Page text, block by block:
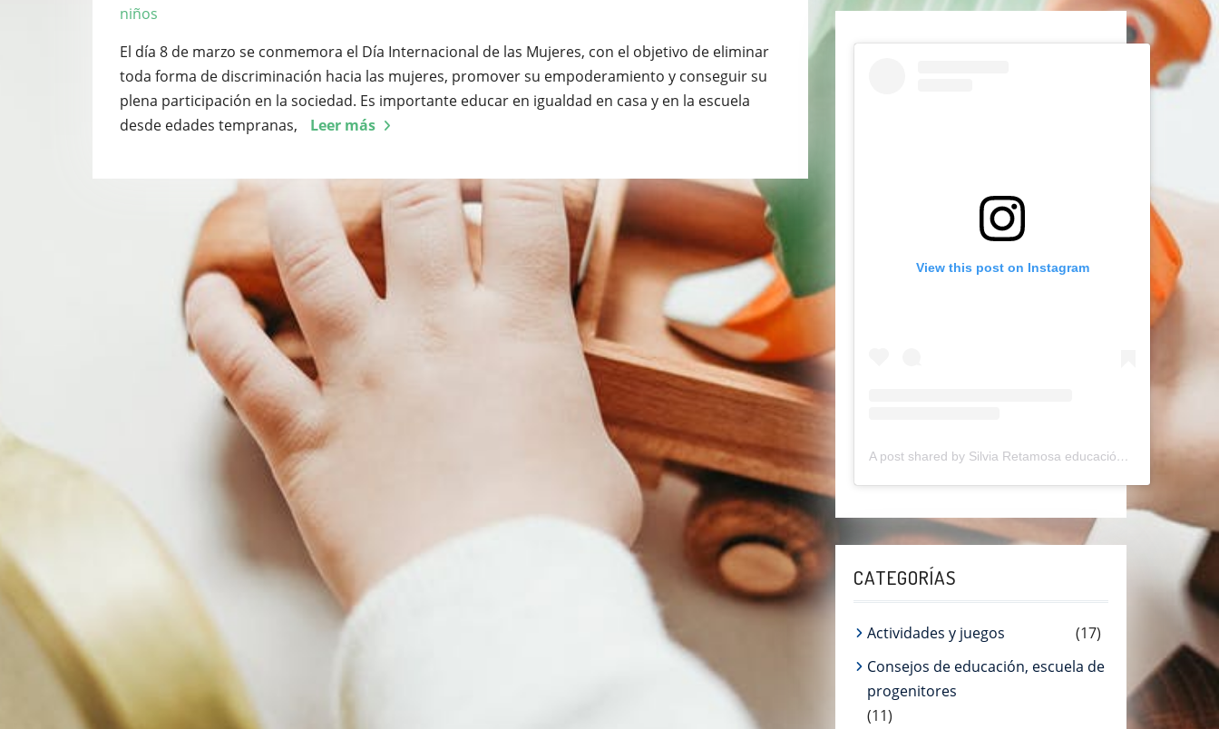
niños
El día 8 de marzo se conmemora el Día Internacional de las Mujeres, con el objetivo de eliminar
toda forma de discriminación hacia las mujeres, promover su empoderamiento y conseguir su
plena participación en la sociedad. Es importante educar en igualdad en casa y en la escuela
desde edades tempranas,
Leer más
View this post on Instagram
A post shared by Silvia Retamosa educación (@silviaretamosaeducainfantil)
CATEGORÍAS
Actividades y juegos
(17)
Consejos de educación, escuela de
progenitores
(11)